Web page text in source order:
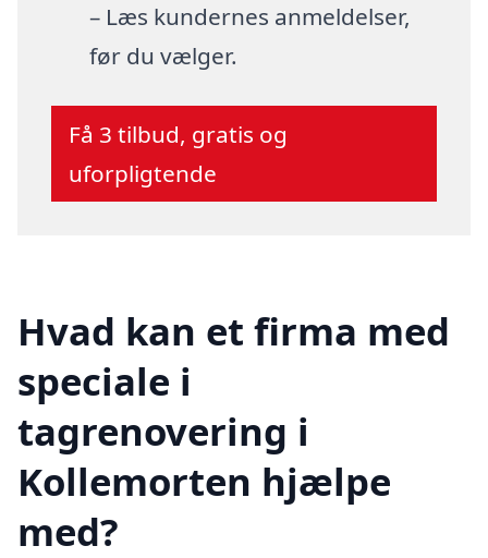
– Læs kundernes anmeldelser,
før du vælger.
Få 3 tilbud, gratis og
uforpligtende
Hvad kan et firma med
speciale i
tagrenovering i
Kollemorten hjælpe
med?